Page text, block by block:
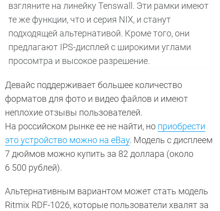
взгляните на линейку Tenswall. Эти рамки имеют
те же функции, что и серия NIX, и станут
подходящей альтернативой. Кроме того, они
предлагают IPS-дисплей с широкими углами
просомтра и высокое разрешение.
Девайс поддерживает большее количество
форматов для фото и видео файлов и имеют
неплохие отзывы пользователей.
На российском рынке ее не найти, но приобрести
это устройство можно на eBay. Модель с дисплеем
7 дюймов можно купить за 82 доллара (около
6 500 рублей).
Альтернативным вариантом может стать модель
Ritmix RDF-1026, которые пользователи хвалят за